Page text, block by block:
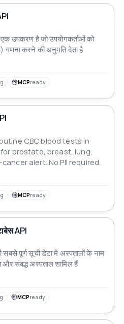
उपकरण है जो उपयोगकर्ताओं को
गणना करने की अनुमति देता है
MCPready
CBC blood tests in
prostate, breast, lung,
alert. No PII required.
MCPready
API
पूर्ण सूची डेटा में अस्पतालों के नाम
और संबद्ध अस्पताल शामिल हैं
MCPready